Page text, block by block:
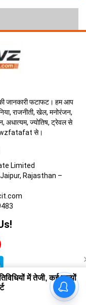
जानकारी फटाफट। हम आप
राजनीती, खेल, मनोरंजन,
अधात्यम, ज्योतिष, ट्रेवल से
से।
Limited
Rajasthan –
Private Limited